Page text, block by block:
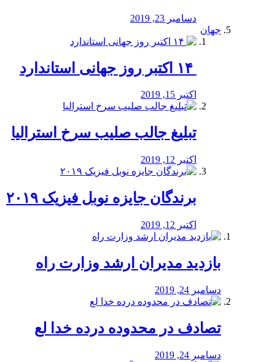
دسامبر 23, 2019
جهان
اکتبر 15, 2019
تبلیغ جالب صلیب سرخ استرالیا
اکتبر 12, 2019
برندگان جایزه نوبل فیزیک ۲۰۱۹
اکتبر 12, 2019
بازدید مدیران ارشد وزارت راه
دسامبر 24, 2019
تصادف در محدوده درده خدا لع
دسامبر 24, 2019